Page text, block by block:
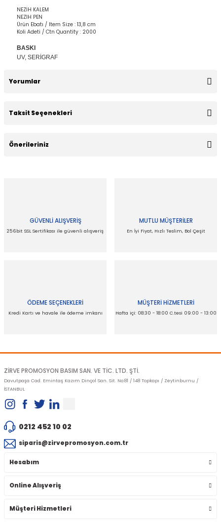
NEZİH KALEM
NEZIH PEN
Ürün Ebatı / Item Size : 13,8 cm
Koli Adeti / Ctn Quantity : 2000
BASKI
UV, SERİGRAF
Yorumlar
Taksit Seçenekleri
Önerileriniz
Ürün resmi kalitesiz, bozuk veya görüntülenemiyor.
GÜVENLİ ALIŞVERİŞ
256bit SSL Sertifikası ile güvenli alışveriş
MUTLU MÜŞTERİLER
En İyi Fiyat, Hızlı Teslim, Bol Çeşit
ÖDEME SEÇENEKLERİ
Kredi Kartı ve havale ile ödeme imkanı
MÜŞTERİ HİZMETLERİ
Hafta içi: 08:30 - 18:00 C.tesi 09:00 - 13:00
ZİRVE PROMOSYON BASIM SAN. VE TİC. LTD. ŞTİ.
Davutpaşa Cad. Emintaş Kazım Dinçol San. Sit. No:81 / 148 Topkapı / Zeytinburnu /
İSTANBUL
0212 452 10 02
siparis@zirvepromosyon.com.tr
Hesabım
Online Alışveriş
Müşteri Hizmetleri